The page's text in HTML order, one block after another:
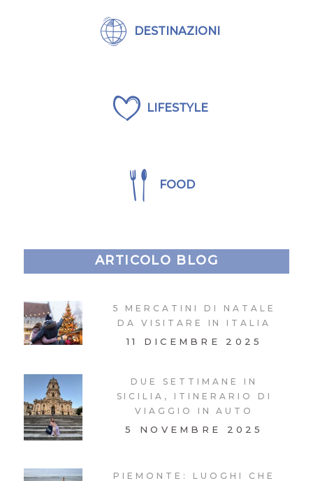
DESTINAZIONI
LIFESTYLE
FOOD
ARTICOLO BLOG
5 MERCATINI DI NATALE
DA VISITARE IN ITALIA
11 DICEMBRE 2025
DUE SETTIMANE IN
SICILIA, ITINERARIO DI
VIAGGIO IN AUTO
5 NOVEMBRE 2025
PIEMONTE: LUOGHI CHE